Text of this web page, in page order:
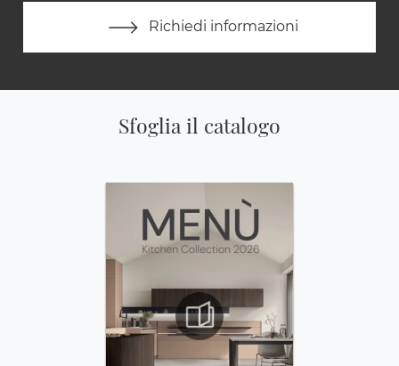
Richiedi informazioni
Sfoglia il catalogo